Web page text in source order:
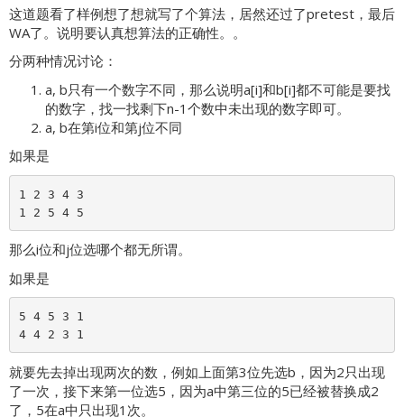
这道题看了样例想了想就写了个算法，居然还过了pretest，最后
WA了。说明要认真想算法的正确性。。
分两种情况讨论：
a, b只有一个数字不同，那么说明a[i]和b[i]都不可能是要找
的数字，找一找剩下n-1个数中未出现的数字即可。
a, b在第i位和第j位不同
如果是
1 2 3 4 3
那么i位和j位选哪个都无所谓。
如果是
5 4 5 3 1
就要先去掉出现两次的数，例如上面第3位先选b，因为2只出现
了一次，接下来第一位选5，因为a中第三位的5已经被替换成2
了，5在a中只出现1次。